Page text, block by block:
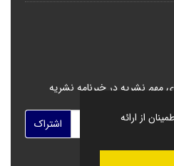
از ارائه
مهم نشریه در خبرنامه نشریه
اشتراک